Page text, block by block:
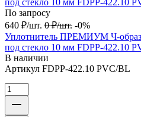
По запросу
640 ₽/шт. 0 ₽/шт. -0%
Уплотнитель ПРЕМИУМ Ч-
под стекло 10 мм FDPP-422.10
В наличии
Артикул FDPP-422.10 PVC/BL